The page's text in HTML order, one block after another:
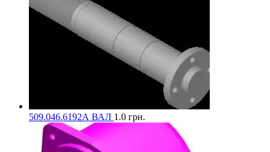
509.046.6192А ВАЛ 1.0 грн.